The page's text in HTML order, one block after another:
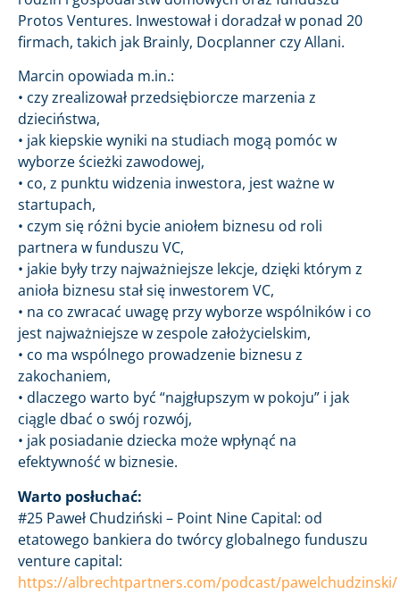
Protos Ventures. Inwestował i doradzał w ponad 20
firmach, takich jak Brainly, Docplanner czy Allani.
Marcin opowiada m.in.:
• czy zrealizował przedsiębiorcze marzenia z
dzieciństwa,
• jak kiepskie wyniki na studiach mogą pomóc w
wyborze ścieżki zawodowej,
• co, z punktu widzenia inwestora, jest ważne w
startupach,
• czym się różni bycie aniołem biznesu od roli
partnera w funduszu VC,
• jakie były trzy najważniejsze lekcje, dzięki którym z
anioła biznesu stał się inwestorem VC,
• na co zwracać uwagę przy wyborze wspólników i co
jest najważniejsze w zespole założycielskim,
• co ma wspólnego prowadzenie biznesu z
zakochaniem,
• dlaczego warto być “najgłupszym w pokoju” i jak
ciągle dbać o swój rozwój,
• jak posiadanie dziecka może wpłynąć na
efektywność w biznesie.
Warto posłuchać:
#25 Paweł Chudziński – Point Nine Capital: od
etatowego bankiera do twórcy globalnego funduszu
venture capital:
https://albrechtpartners.com/podcast/pawelchudzinski/